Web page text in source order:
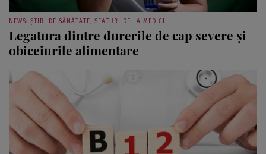
NEWS: ȘTIRI DE SĂNĂTATE, SFATURI DE LA MEDICI
Legatura dintre durerile de cap severe și
obiceiurile alimentare